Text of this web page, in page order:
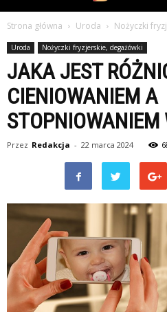
Strona główna Uroda Nożyczki
Uroda Nożyczki fryzjerskie, degażówki
JAKA JEST
CIENIOWANIEM A
STOPNIOWANIEM
Przez Redakcja - 22 marca 2024